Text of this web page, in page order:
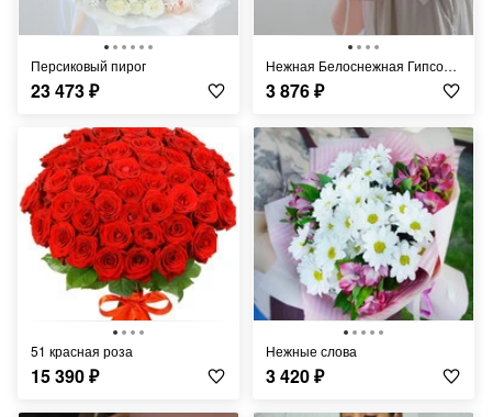
Персиковый пирог
23 473₽
Нежная Белоснежная Гипсофила
3 876₽
51 красная роза
15 390₽
Нежные слова
3 420₽